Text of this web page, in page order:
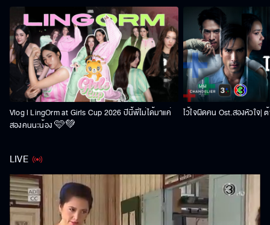
Vlog l LingOrm at Girls Cup 2026 ปีนี้พี่ไม่ได้มาแค่
สองคนนะน้อง 🩷💚
ไว้ใจผิดคน Ost.สองหัวใจ|
LIVE